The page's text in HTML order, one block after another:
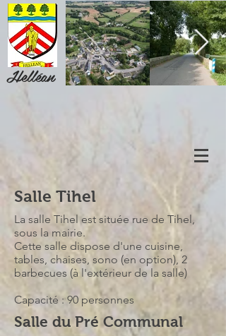
Helléan
Salle Tihel
La salle Tihel est située rue de Tihel,
sous la mairie.
Cette salle dispose d'une cuisine,
tables, chaises, sono (en option), 2
barbecues (à l'extérieur de la salle)
Capacité : 90 personnes
Salle du Pré Communal